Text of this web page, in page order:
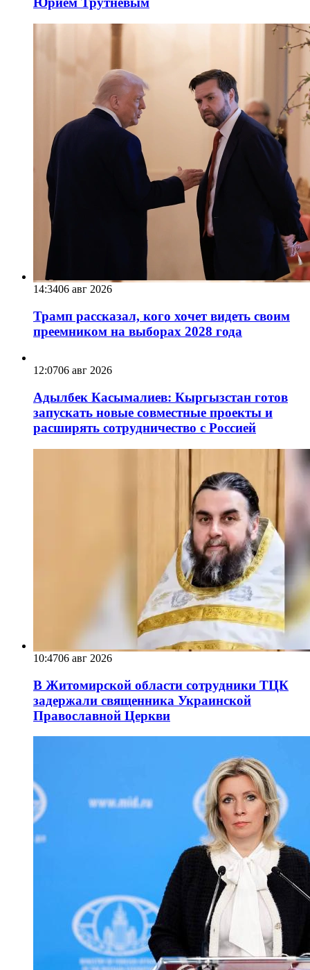
14:3406 авг 2026
Трамп рассказал, кого хочет видеть своим
преемником на выборах 2028 года
12:0706 авг 2026
Адылбек Касымалиев: Кыргызстан готов
запускать новые совместные проекты и
расширять сотрудничество с Россией
10:4706 авг 2026
В Житомирской области сотрудники ТЦК
задержали священника Украинской
Православной Церкви